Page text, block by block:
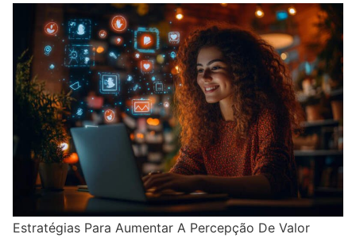
Estratégias Para Aumentar A Percepção De Valor